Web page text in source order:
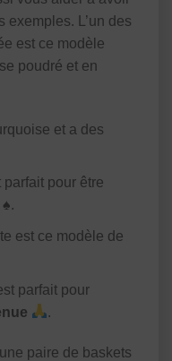
L’un des
est ce modèle
poudré et en
et a des
parfait pour être
est ce modèle de
parfait pour
.
paire de baskets